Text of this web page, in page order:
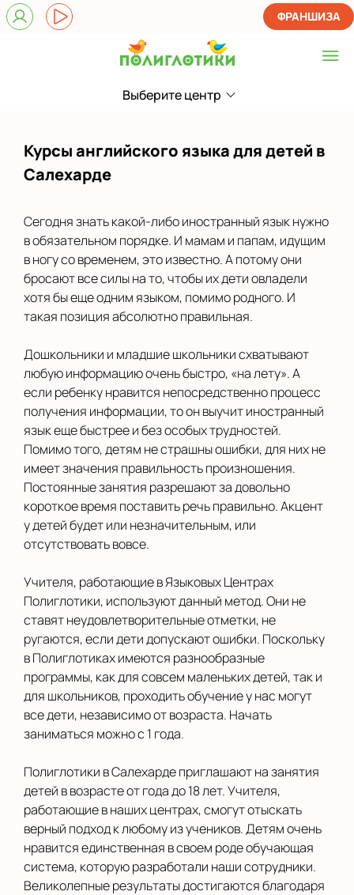
Выберите центр
Выберите центр
Показать на карте
ФРАНШИЗА
Курсы английского языка для детей в
Салехарде
Сегодня знать какой-либо иностранный язык нужно
в обязательном порядке. И мамам и папам, идущим
в ногу со временем, это известно. А потому они
бросают все силы на то, чтобы их дети овладели
хотя бы еще одним языком, помимо родного. И
такая позиция абсолютно правильная.
Дошкольники и младшие школьники схватывают
любую информацию очень быстро, «на лету». А
если ребенку нравится непосредственно процесс
получения информации, то он выучит иностранный
язык еще быстрее и без особых трудностей.
Помимо того, детям не страшны ошибки, для них не
имеет значения правильность произношения.
Постоянные занятия разрешают за довольно
короткое время поставить речь правильно. Акцент
у детей будет или незначительным, или
отсутствовать вовсе.
Учителя, работающие в Языковых Центрах
Полиглотики, используют данный метод. Они не
ставят неудовлетворительные отметки, не
ругаются, если дети допускают ошибки. Поскольку
в Полиглотиках имеются разнообразные
программы, как для совсем маленьких детей, так и
для школьников, проходить обучение у нас могут
все дети, независимо от возраста. Начать
заниматься можно с 1 года.
Полиглотики в Салехарде приглашают на занятия
детей в возрасте от года до 18 лет. Учителя,
работающие в наших центрах, смогут отыскать
верный подход к любому из учеников. Детям очень
нравится единственная в своем роде обучающая
система, которую разработали наши сотрудники.
Великолепные результаты достигаются благодаря